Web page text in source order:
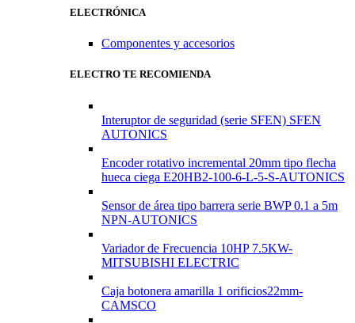
ELECTRÓNICA
Componentes y accesorios
ELECTRO TE RECOMIENDA
Interuptor de seguridad (serie SFEN) SFEN
AUTONICS
Encoder rotativo incremental 20mm tipo flecha
hueca ciega E20HB2-100-6-L-5-S-AUTONICS
Sensor de área tipo barrera serie BWP 0.1 a 5m
NPN-AUTONICS
Variador de Frecuencia 10HP 7.5KW-
MITSUBISHI ELECTRIC
Caja botonera amarilla 1 orificios22mm-
CAMSCO